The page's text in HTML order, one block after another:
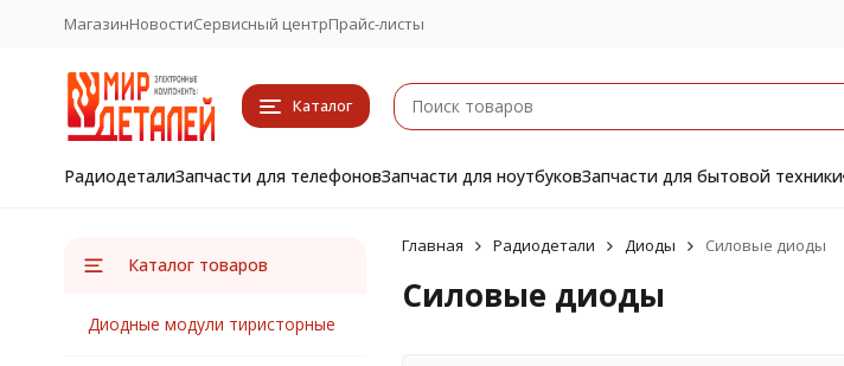
МагазинНовостиСервисный центрПрайс-листы
Каталог
РадиодеталиЗапчасти для телефоновЗапчасти для ноутбуковЗапчасти для бытовой техники
Главная Радиодетали Диоды Силовые диоды
Силовые диоды
Каталог товаров
Диодные модули тиристорные